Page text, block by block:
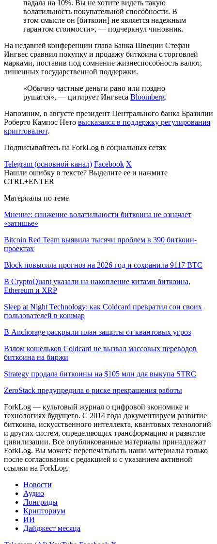
падала на 10%. Вы не хотите видеть такую
волатильность покупательной способности. В
этом смысле он [биткоин] не является надежным
гарантом стоимости», — подчеркнул чиновник.
На недавней конференции глава Банка Швеции Стефан
Ингвес сравнил покупку и продажу биткоина с торговлей
марками, поставив под сомнение жизнеспособность валют,
лишенных государственной поддержки.
«Обычно частные деньги рано или поздно
рушатся», — цитирует Ингвеса Bloomberg.
Напомним, в августе президент Центрального банка Бразилии
Роберто Кампос Нето высказался в поддержку регулирования
криптовалют.
Подписывайтесь на ForkLog в социальных сетях
Telegram (основной канал) Facebook X
Нашли ошибку в тексте? Выделите ее и нажмите
CTRL+ENTER
Материалы по теме
Мнение: снижение волатильности биткоина не означает
«затишье»
Bitcoin Red Team выявила тысячи проблем в 390 биткоин-
проектах
Block повысила прогноз на 2026 год и сохранила 9117 BTC
В CryptoQuant указали на накопление китами биткоина,
Ethereum и XRP
Sleep at Night Technology: как Coldcard превратил сон своих
пользователей в кошмар
В Anchorage раскрыли план защиты от квантовых угроз
Взлом кошельков Coldcard не вызвал массовых переводов
биткоина на биржи
Strategy продала биткоины на $105 млн для выкупа STRC
ZeroStack предупредила о риске прекращения работы
ForkLog — культовый журнал о цифровой экономике и
технологиях будущего. С 2014 года документируем развитие
биткоина, искусственного интеллекта, квантовых технологий
и других систем, определяющих трансформацию и развитие
цивилизации. Все опубликованные материалы принадлежат
ForkLog. Вы можете перепечатывать наши материалы только
после согласования с редакцией и с указанием активной
ссылки на ForkLog.
Новости
Аудио
Лонгриды
Крипториум
ИИ
Дайджест месяца